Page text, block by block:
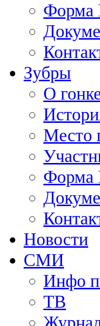
Форма
Зубры
О
Место
Форма
Новости
СМИ
Инфо
ТВ